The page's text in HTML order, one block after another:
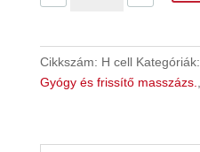
mennyiség
Cikkszám: H cell Kategóriák:
Gyógy és frissítő masszázs.